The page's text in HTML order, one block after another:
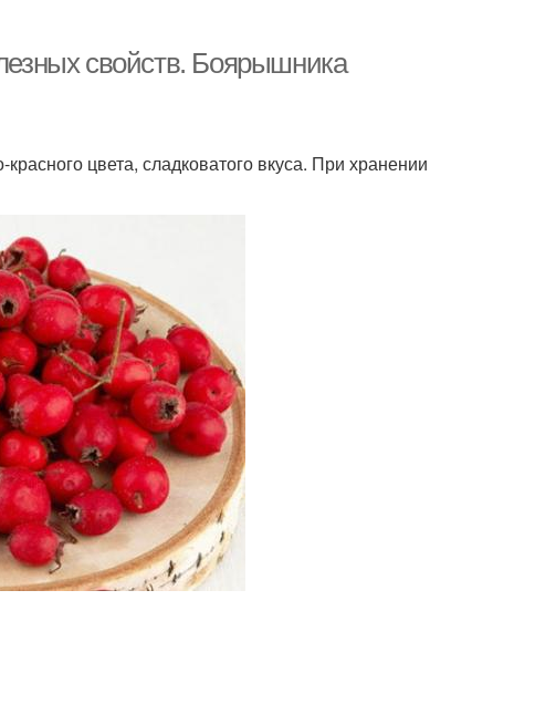
свойств. Боярышника
цвета, сладковатого вкуса. При хранении